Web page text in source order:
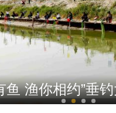
】新疆艺术家拓
鱼 渔你相约”垂